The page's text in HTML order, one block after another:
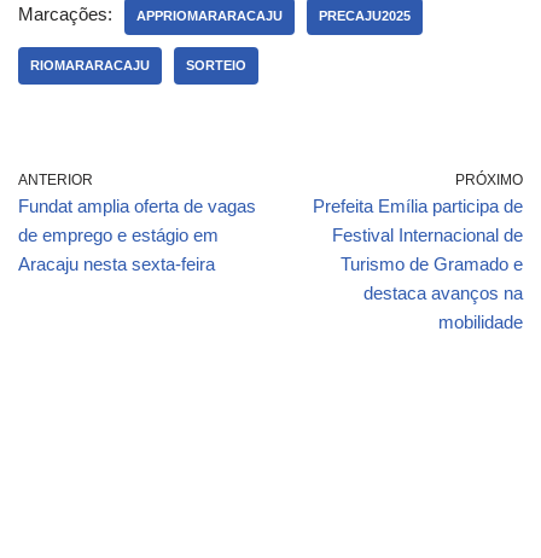
Marcações: APPRIOMARARACAJU PRECAJU2025
RIOMARARACAJU SORTEIO
ANTERIOR
Fundat amplia oferta de vagas
de emprego e estágio em
Aracaju nesta sexta-feira
PRÓXIMO
Prefeita Emília participa de
Festival Internacional de
Turismo de Gramado e
destaca avanços na
mobilidade